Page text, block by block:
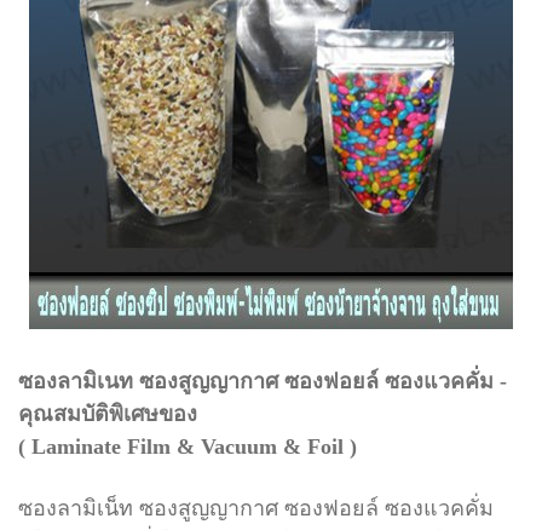
ซองลามิเนท ซองสูญญากาศ ซองฟอยล์ ซองแวคคั่ม -
คุณสมบัติพิเศษของ
( Laminate Film & Vacuum & Foil )
ซองลามิเน็ท ซองสูญญากาศ ซองฟอยล์ ซองแวคคั่ม